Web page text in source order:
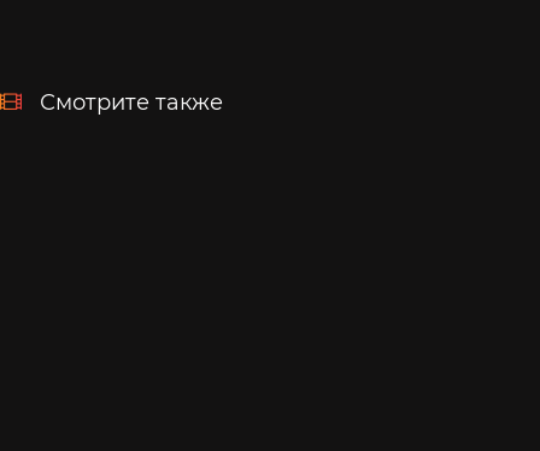
Смотрите также